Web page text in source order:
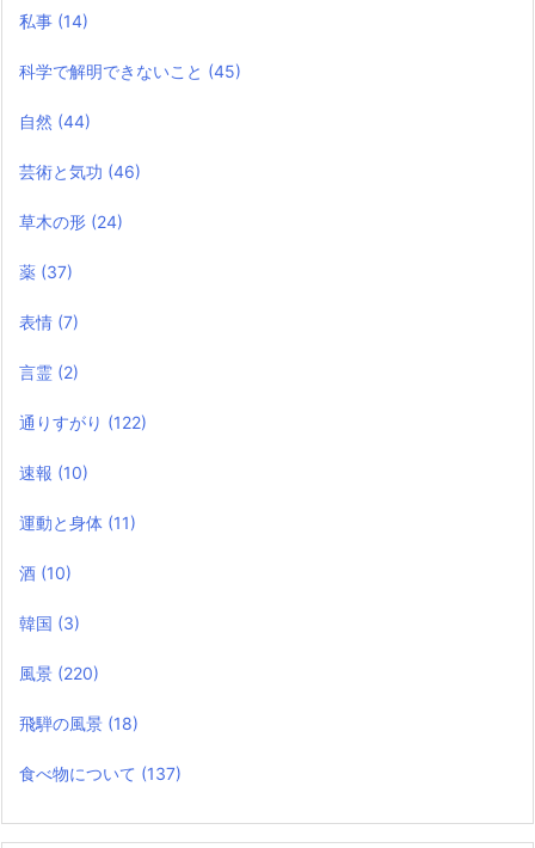
私事 (14)
科学で解明できないこと (45)
自然 (44)
芸術と気功 (46)
草木の形 (24)
薬 (37)
表情 (7)
言霊 (2)
通りすがり (122)
速報 (10)
運動と身体 (11)
酒 (10)
韓国 (3)
風景 (220)
飛騨の風景 (18)
食べ物について (137)